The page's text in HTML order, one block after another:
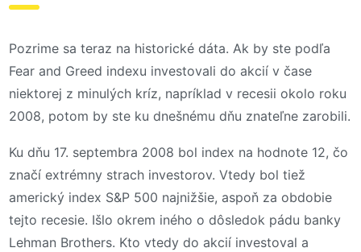
Pozrime sa teraz na historické dáta. Ak by ste podľa
Fear and Greed indexu investovali do akcií v čase
niektorej z minulých kríz, napríklad v recesii okolo roku
2008, potom by ste ku dnešnému dňu znateľne zarobili.
Ku dňu 17. septembra 2008 bol index na hodnote 12, čo
značí extrémny strach investorov. Vtedy bol tiež
americký index S&P 500 najnižšie, aspoň za obdobie
tejto recesie. Išlo okrem iného o dôsledok pádu banky
Lehman Brothers. Kto vtedy do akcií investoval a